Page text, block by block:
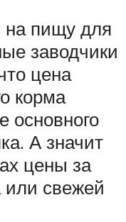
на пищу для
заводчики
цена
корма
основного
А значит
цены за
или свежей